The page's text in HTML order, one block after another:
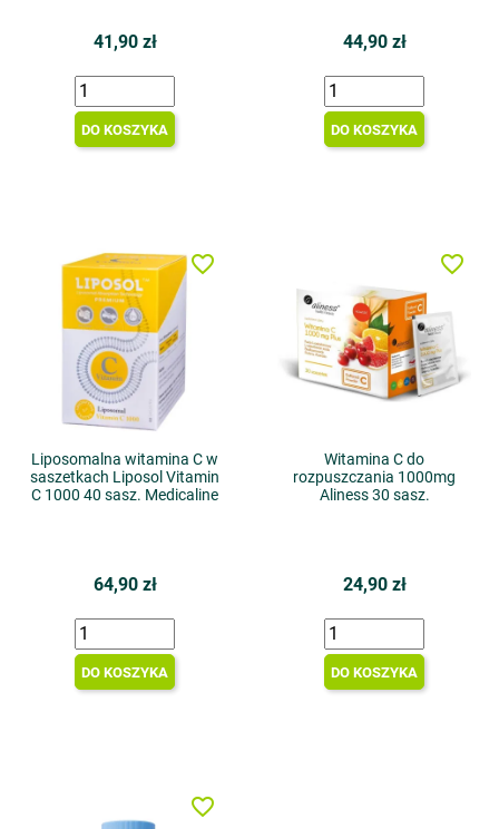
41,90 zł
DO KOSZYKA
44,90 zł
DO KOSZYKA
Liposomalna witamina C w
saszetkach Liposol Vitamin
C 1000 40 sasz. Medicaline
64,90 zł
DO KOSZYKA
favorite_border
Witamina C do
rozpuszczania 1000mg
Aliness 30 sasz.
24,90 zł
DO KOSZYKA
favorite_border
favorite_border